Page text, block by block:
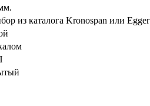
из каталога Kronospan или Egger